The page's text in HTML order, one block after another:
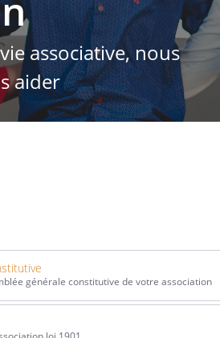
associative, nous
aider
générale constitutive de votre association